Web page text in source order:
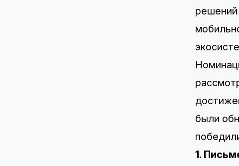
решений
были
1.